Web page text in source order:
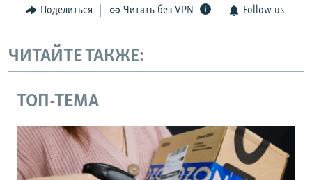
Поделиться Читать без VPN Follow us
ЧИТАЙТЕ ТАКЖЕ:
ТОП-ТЕМА